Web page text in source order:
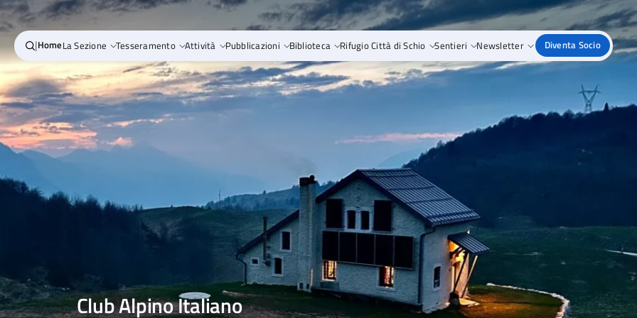
|HomeLa Sezione Tesseramento Attività Pubblicazioni Biblioteca Rifugio Città di Schio Sentieri Newsletter Diventa Socio
Club Alpino Italiano